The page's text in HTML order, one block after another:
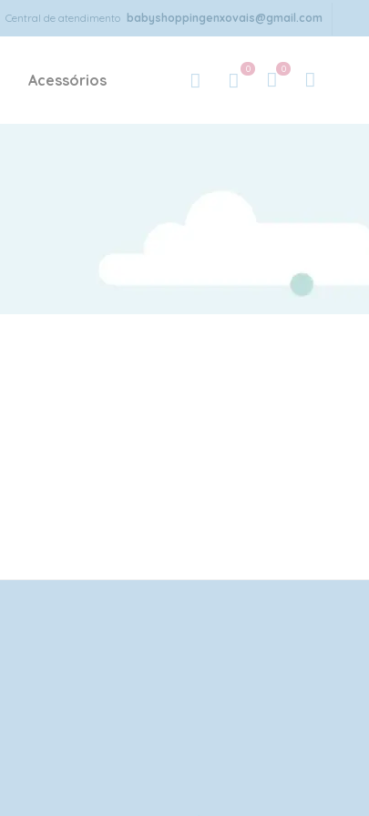
Central de atendimento babyshoppingenxovais@gmail.com
0
0
Acessórios